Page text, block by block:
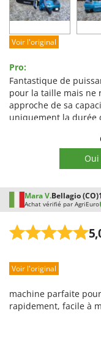
Qualité / Prix
Facilité de montage
Voir l'original
Pro:
Fantastique de
pour la taille mais ne
approche de sa
uniquement la durée
cependant pas,
courts. Dans tous les
alterne avec la taille
nous oublions...
Oui
Mara V.Bellagio (CO)
Achat vérifié par AgriEuro
Prestations
Qualité / Prix
Voir l'original
machine parfaite
rapidement, facile à